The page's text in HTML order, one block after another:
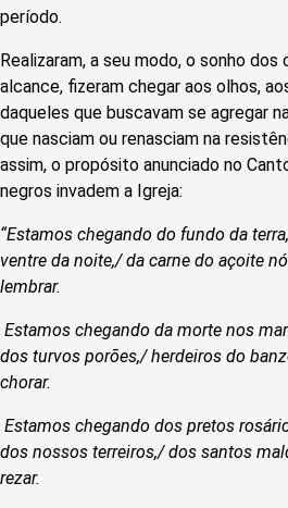
período.
Realizaram, a seu modo, o sonho
alcance, fizeram chegar aos olhos,
daqueles que buscavam se agregar
que nasciam ou renasciam na
assim, o propósito anunciado no
negros invadem a Igreja:
“Estamos chegando do fundo da
ventre da noite,/ da carne do açoite
lembrar.
Estamos chegando da morte nos
dos turvos porões,/ herdeiros do
chorar.
Estamos chegando dos pretos
dos nossos terreiros,/ dos santos
rezar.